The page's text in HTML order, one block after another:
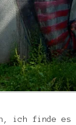
ich finde es